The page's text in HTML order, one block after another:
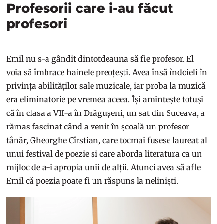
Profesorii care i-au făcut
profesori
Emil nu s-a gândit dintotdeauna să fie profesor. El
voia să îmbrace hainele preoțești. Avea însă îndoieli în
privința abilităților sale muzicale, iar proba la muzică
era eliminatorie pe vremea aceea. Își amintește totuși
că în clasa a VII-a în Drăgușeni, un sat din Suceava, a
rămas fascinat când a venit în școală un profesor
tânăr, Gheorghe Cîrstian, care tocmai fusese laureat al
unui festival de poezie și care aborda literatura ca un
mijloc de a-i apropia unii de alții. Atunci avea să afle
Emil că poezia poate fi un răspuns la neliniști.